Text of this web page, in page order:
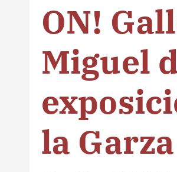
ON!
Miguel
la Garza